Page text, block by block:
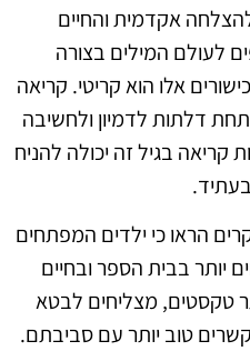
אקדמית והחיים
לעולם המילים בצורה
אלו הוא קריטי. קריאה
דלתות לדמיון ולחשיבה
בגיל זה יכולה להניח
הראו כי ילדים המפתחים
יותר בבית הספר ובחיים
טקסטים, מצליחים לבטא
טוב יותר עם סביבתם.